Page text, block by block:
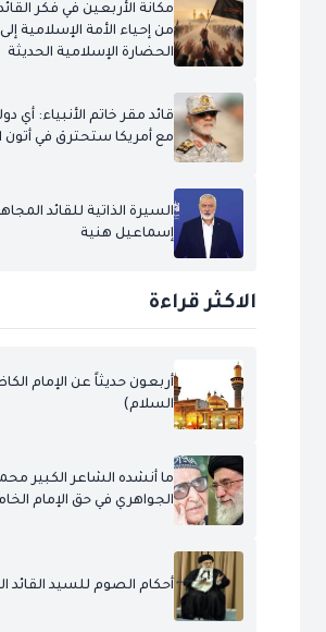
مكانة الأربعين في فكر
من إحياء الأمة الإسلامية
الحضارة الإسلامية الحديثة
قائد مقر خاتم الأنبياء: أي
مع أمريكا ستحترق في أتون
السيرة الذاتية للقائد
إسماعيل هنية
الاكثر قراءة
أربعون حديثاً عن الإمام
السلام)
ما أنشده الشاعر الكبير
الجواهري في حق الإمام
أحكام الصوم للسيد القائد